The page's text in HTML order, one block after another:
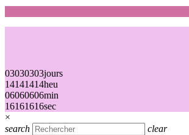
03030303jours
14141414heu
06060606min
16161616sec
×
search
clear